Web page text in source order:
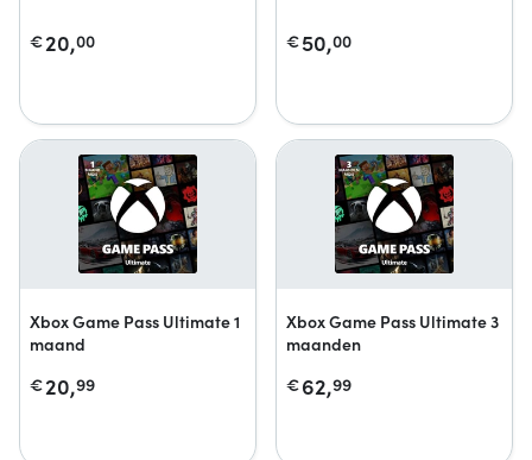
€20,00 €50,00
Xbox Game Pass Ultimate 1
maand
€20,99
Xbox Game Pass Ultimate 3
maanden
€62,99